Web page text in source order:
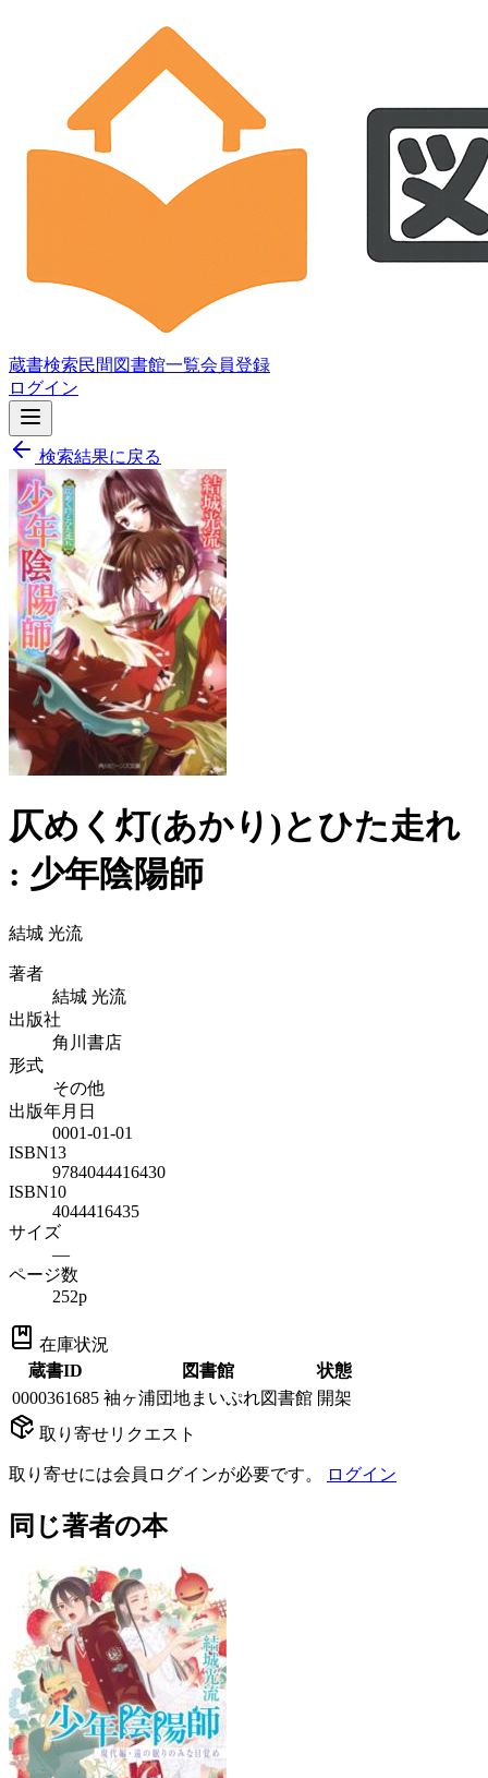
蔵書検索民間図書館一覧会員登録
ログイン
検索結果に戻る
仄めく灯(あかり)とひた走れ
: 少年陰陽師
結城 光流
著者
結城 光流
出版社
角川書店
形式
その他
出版年月日
0001-01-01
ISBN13
9784044416430
ISBN10
4044416435
サイズ
—
ページ数
252p
在庫状況
蔵書ID
図書館
状態
0000361685 袖ヶ浦団地まいぷれ図書館 開架
取り寄せリクエスト
取り寄せには会員ログインが必要です。 ログイン
同じ著者の本